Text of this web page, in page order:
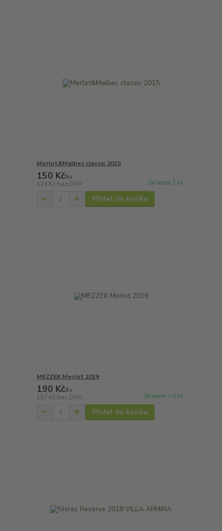
Merlot&Malbec classic 2015
150 Kč/ks
124 Kč bez DPH Skladem 1 ks
Přidat do košíku
MEZZEK Merlot 2019
190 Kč/ks
157 Kč bez DPH Skladem > 6 ks
Přidat do košíku